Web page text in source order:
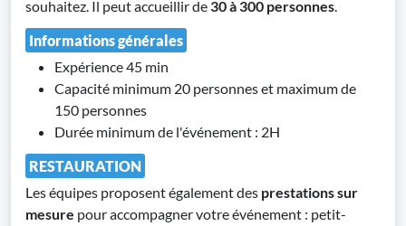
souhaitez. Il peut accueillir de 30 à 300 personnes.
Informations générales
Expérience 45 min
Capacité minimum 20 personnes et maximum de
150 personnes
Durée minimum de l'événement : 2H
RESTAURATION
Les équipes proposent également des prestations sur
mesure pour accompagner votre événement : petit-